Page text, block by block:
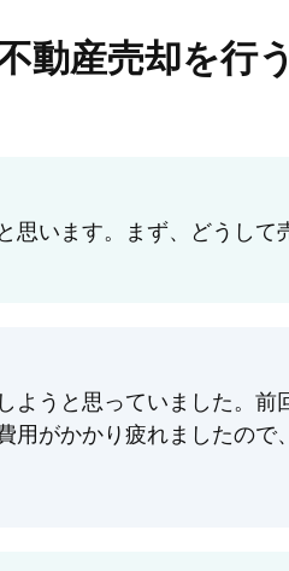
動産売却を行う
思います。まず、どうして
ようと思っていました。前
用がかかり疲れましたので